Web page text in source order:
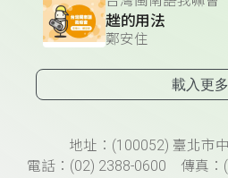
趖的用法
鄭安住
載入更多
頁尾資訊地址：(100052) 臺北市
電話：(02) 2388-0600 傳真：